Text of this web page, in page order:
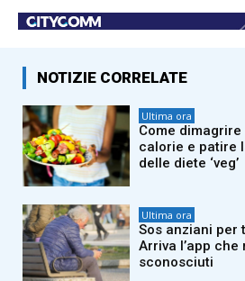
NOTIZIE CORRELATE
Ultima ora
Come
calorie e patire
delle diete ‘veg’
Ultima ora
Sos anziani
Arriva l’app
sconosciuti